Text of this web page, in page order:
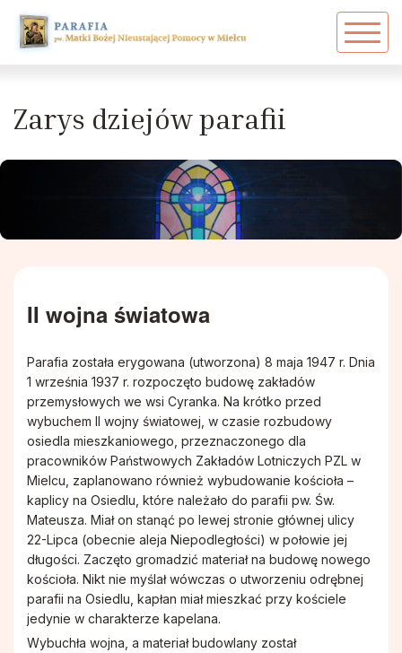
Duszpasterze
Duszpasterze w historii parafii
Patronka Mielca
Pismo IKONA
Sakramenty
Arcybractwo Serca Pana Jezusa
Caritas
Grupa Ojca Pio
Rodzinne Róże Różańcowe
Hospicjum Domowe
Koło Przyjaciół Radia Maryja
Promyczki Bożej Miłości
Róże Różańcowe
PPT - Grupa 17
Zarys dziejów parafii
II wojna światowa
Parafia została erygowana (utworzona) 8 maja 1947 r. Dnia
1 września 1937 r. rozpoczęto budowę zakładów
przemysłowych we wsi Cyranka. Na krótko przed
wybuchem II wojny światowej, w czasie rozbudowy
osiedla mieszkaniowego, przeznaczonego dla
pracowników Państwowych Zakładów Lotniczych PZL w
Mielcu, zaplanowano również wybudowanie kościoła –
kaplicy na Osiedlu, które należało do parafii pw. Św.
Mateusza. Miał on stanąć po lewej stronie głównej ulicy
22-Lipca (obecnie aleja Niepodległości) w połowie jej
długości. Zaczęto gromadzić materiał na budowę nowego
kościoła. Nikt nie myślał wówczas o utworzeniu odrębnej
parafii na Osiedlu, kapłan miał mieszkać przy kościele
jedynie w charakterze kapelana.
Wybuchła wojna, a materiał budowlany został